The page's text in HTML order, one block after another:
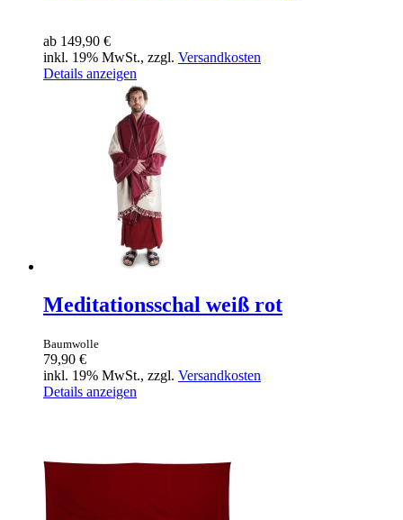
ab 149,90 €
inkl. 19% MwSt., zzgl. Versandkosten
Details anzeigen
Meditationsschal weiß rot
Baumwolle
79,90 €
inkl. 19% MwSt., zzgl. Versandkosten
Details anzeigen